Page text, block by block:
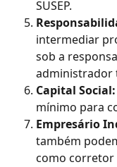
SUSEP.
intermediar
sob a
administrador
Capital Social:
mínimo para
Empresário
também
como corretor